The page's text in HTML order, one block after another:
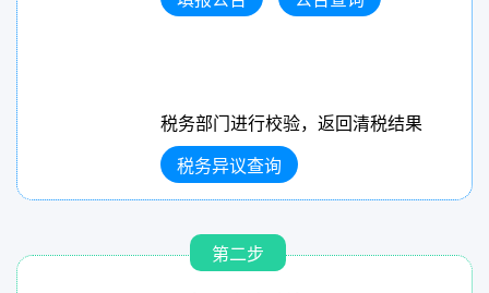
税务部门进行校验，返回清税结果
税务异议查询
第二步